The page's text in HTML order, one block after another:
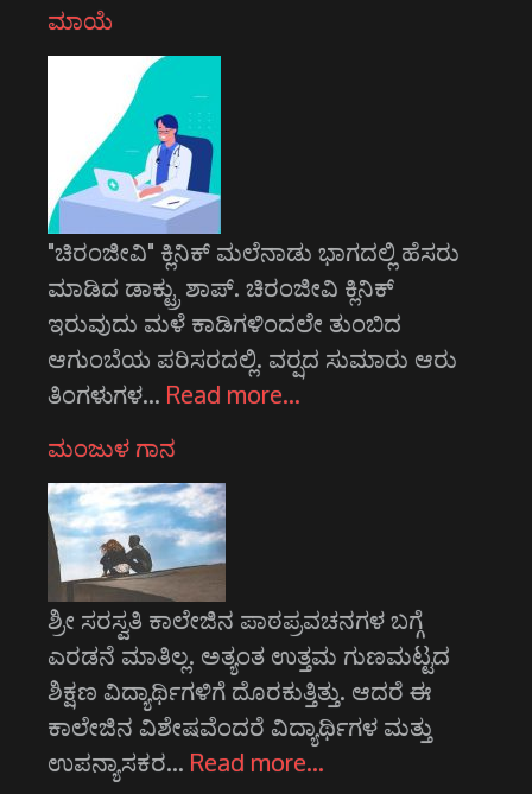
ಮಾಯೆ
"ಚಿರಂಜೀವಿ" ಕ್ಲಿನಿಕ್ ಮಲೆನಾಡು ಭಾಗದಲ್ಲಿ ಹೆಸರು
ಮಾಡಿದ ಡಾಕ್ಟ್ರು ಶಾಪ್. ಚಿರಂಜೀವಿ ಕ್ಲಿನಿಕ್
ಇರುವುದು ಮಳೆ ಕಾಡಿಗಳಿಂದಲೇ ತುಂಬಿದ
ಆಗುಂಬೆಯ ಪರಿಸರದಲ್ಲಿ. ವರ್‍ಷದ ಸುಮಾರು ಆರು
ತಿಂಗಳುಗಳ… Read more…
ಮಂಜುಳ ಗಾನ
ಶ್ರೀ ಸರಸ್ವತಿ ಕಾಲೇಜಿನ ಪಾಠಪ್ರವಚನಗಳ ಬಗ್ಗೆ
ಎರಡನೆ ಮಾತಿಲ್ಲ. ಅತ್ಯಂತ ಉತ್ತಮ ಗುಣಮಟ್ಟದ
ಶಿಕ್ಷಣ ವಿದ್ಯಾರ್ಥಿಗಳಿಗೆ ದೊರಕುತ್ತಿತ್ತು. ಆದರೆ ಈ
ಕಾಲೇಜಿನ ವಿಶೇಷವೆಂದರೆ ವಿದ್ಯಾರ್ಥಿಗಳ ಮತ್ತು
ಉಪನ್ಯಾಸಕರ… Read more…